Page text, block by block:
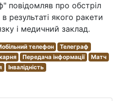
повідомляв про обстріл
результаті якого ракети
і медичний заклад.
телефон
Телеграф
Передача інформації
Матч
Інвалідність